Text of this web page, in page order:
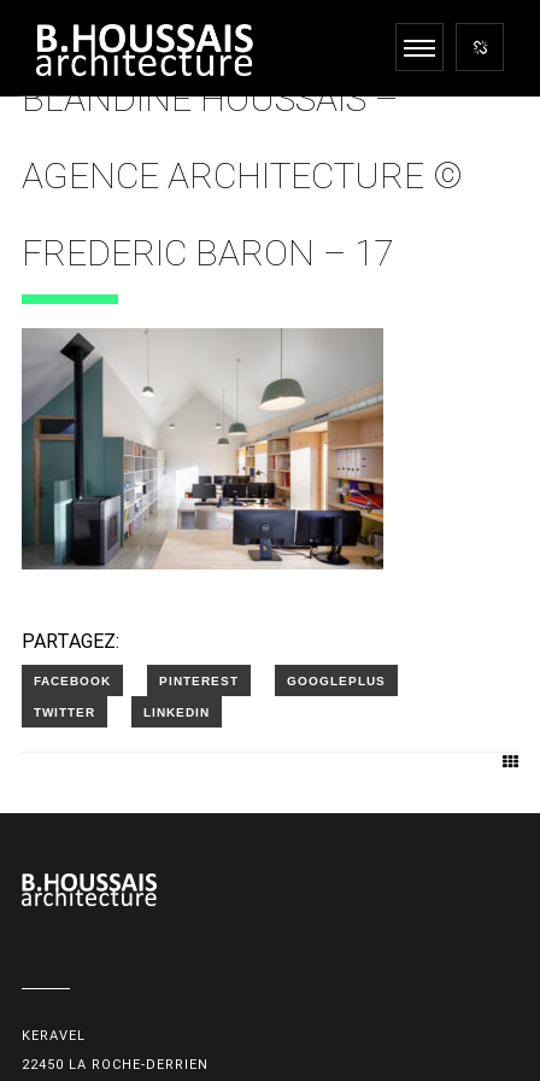
BLANDINE HOUSSAIS –
AGENCE ARCHITECTURE ©
FREDERIC BARON – 17
27 AVRIL 2018
PARTAGEZ:
KERAVEL
22450 LA ROCHE-DERRIEN